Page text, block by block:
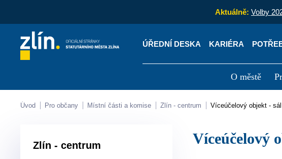
Aktuálně: Volby
ÚŘEDNÍ DESKA KARIÉRA
O městě
Kontakty Úřední deska
Úvod Pro občany Místní části a komise Zlín - centrum Víceúčelový objekt -
Zlín - centrum